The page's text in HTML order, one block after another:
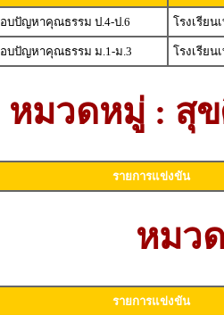
บปัญหาคุณธรรม ป.4-ป.6
โรงเรียน
บปัญหาคุณธรรม ม.1-ม.3 โรงเรียน
หมวดหมู่ : สุ
รายการแข่งขัน
หมว
รายการแข่งขัน